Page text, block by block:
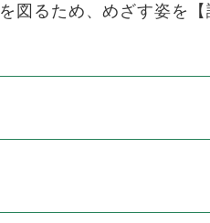
るため、めざす姿を